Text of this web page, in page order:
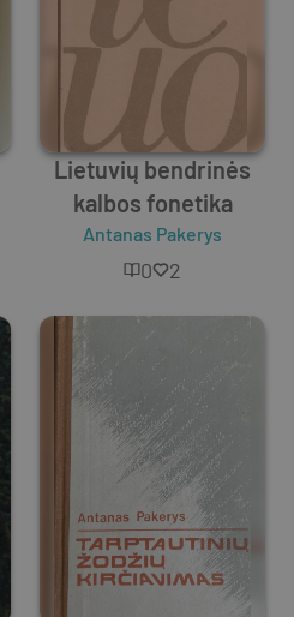
Lietuvių bendrinės
kalbos fonetika
Antanas Pakerys
0 2